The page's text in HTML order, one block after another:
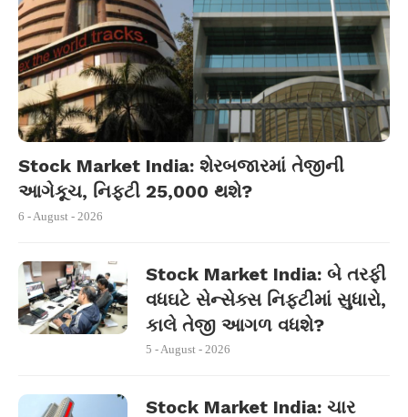
Stock Market India: શેરબજારમાં તેજીની
આગેકૂચ, નિફ્ટી 25,000 થશે?
6 - August - 2026
Stock Market India: બે તરફી
વધઘટે સેન્સેક્સ નિફ્ટીમાં સુધારો,
કાલે તેજી આગળ વધશે?
5 - August - 2026
Stock Market India: ચાર